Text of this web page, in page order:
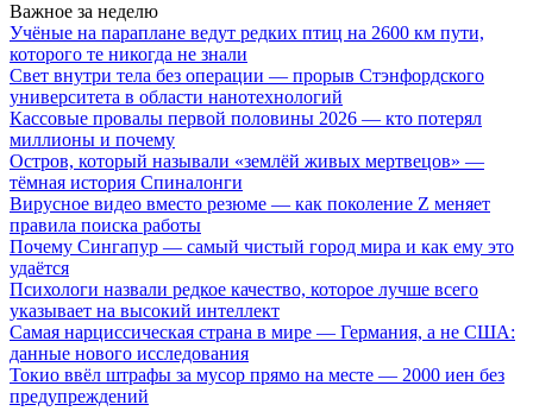
Важное за неделю
Учёные на параплане ведут редких птиц на 2600 км пути,
которого те никогда не знали
Свет внутри тела без операции — прорыв Стэнфордского
университета в области нанотехнологий
Кассовые провалы первой половины 2026 — кто потерял
миллионы и почему
Остров, который называли «землёй живых мертвецов» —
тёмная история Спиналонги
Вирусное видео вместо резюме — как поколение Z меняет
правила поиска работы
Почему Сингапур — самый чистый город мира и как ему это
удаётся
Психологи назвали редкое качество, которое лучше всего
указывает на высокий интеллект
Самая нарциссическая страна в мире — Германия, а не США:
данные нового исследования
Токио ввёл штрафы за мусор прямо на месте — 2000 иен без
предупреждений